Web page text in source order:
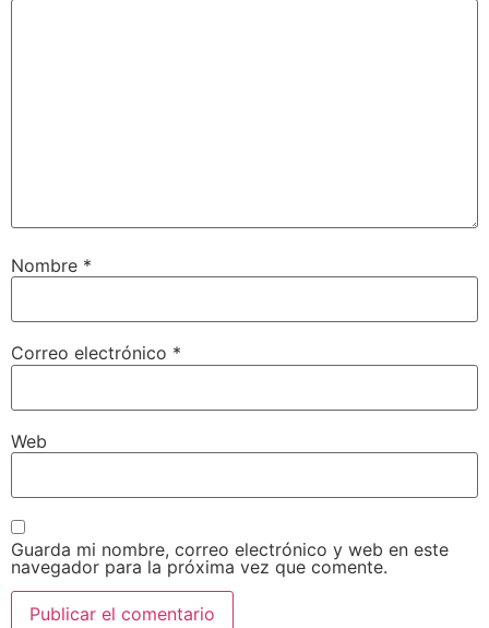
Nombre *
Correo electrónico *
Web
Guarda mi nombre, correo electrónico y web en este
navegador para la próxima vez que comente.